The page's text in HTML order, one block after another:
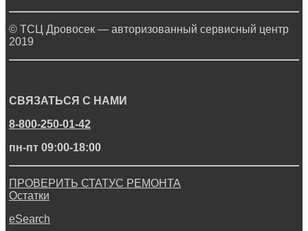
© ТСЦ Дровосек — авторизованный сервисный центр
2019
СВЯЗАТЬСЯ С НАМИ
8-800-250-01-42
пн-пт 09:00-18:00
ПРОВЕРИТЬ СТАТУС РЕМОНТА
Остатки
eSearch